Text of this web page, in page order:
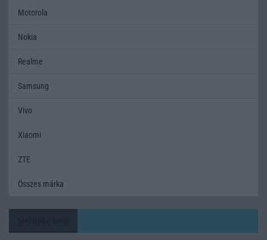
Motorola
Nokia
Realme
Samsung
Vivo
Xiaomi
ZTE
Összes márka